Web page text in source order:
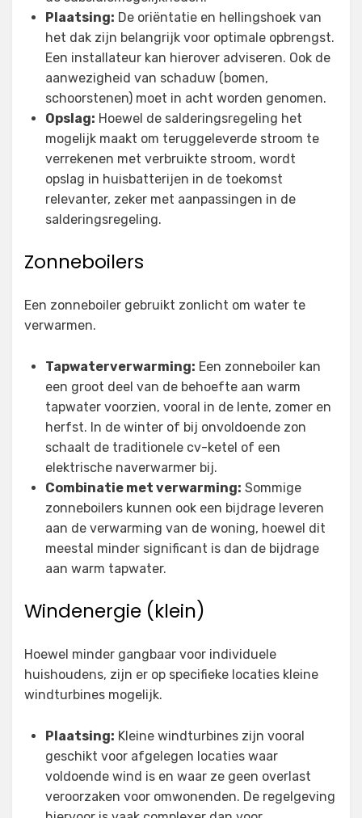
Plaatsing: De oriëntatie en hellingshoek van
het dak zijn belangrijk voor optimale opbrengst.
Een installateur kan hierover adviseren. Ook de
aanwezigheid van schaduw (bomen,
schoorstenen) moet in acht worden genomen.
Opslag: Hoewel de salderingsregeling het
mogelijk maakt om teruggeleverde stroom te
verrekenen met verbruikte stroom, wordt
opslag in huisbatterijen in de toekomst
relevanter, zeker met aanpassingen in de
salderingsregeling.
Zonneboilers
Een zonneboiler gebruikt zonlicht om water te
verwarmen.
Tapwaterverwarming: Een zonneboiler kan
een groot deel van de behoefte aan warm
tapwater voorzien, vooral in de lente, zomer en
herfst. In de winter of bij onvoldoende zon
schaalt de traditionele cv-ketel of een
elektrische naverwarmer bij.
Combinatie met verwarming: Sommige
zonneboilers kunnen ook een bijdrage leveren
aan de verwarming van de woning, hoewel dit
meestal minder significant is dan de bijdrage
aan warm tapwater.
Windenergie (klein)
Hoewel minder gangbaar voor individuele
huishoudens, zijn er op specifieke locaties kleine
windturbines mogelijk.
Plaatsing: Kleine windturbines zijn vooral
geschikt voor afgelegen locaties waar
voldoende wind is en waar ze geen overlast
veroorzaken voor omwonenden. De regelgeving